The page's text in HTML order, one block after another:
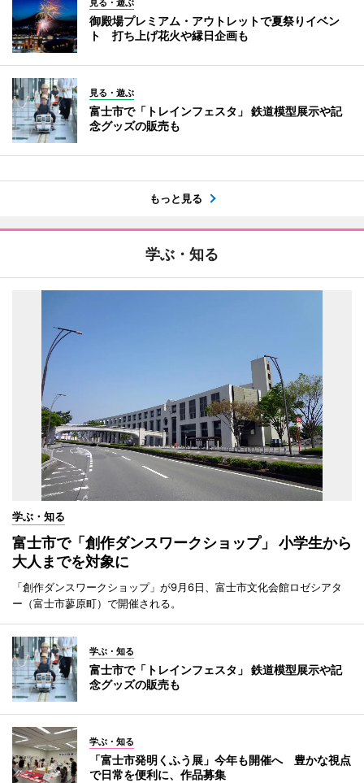
見る・遊ぶ
御殿場プレミアム・アウトレットで夏祭りイベン
ト 打ち上げ花火や縁日企画も
見る・遊ぶ
富士市で「トレインフェスタ」 鉄道模型展示や記
念グッズの販売も
もっと見る
学ぶ・知る
学ぶ・知る
富士市で「創作ダンスワークショップ」 小学生から
大人までを対象に
「創作ダンスワークショップ」が9月6日、富士市文化会館ロゼシアタ
ー（富士市蓼原町）で開催される。
学ぶ・知る
富士市で「トレインフェスタ」 鉄道模型展示や記
念グッズの販売も
学ぶ・知る
「富士市発明くふう展」今年も開催へ 豊かな視点
で日常を便利に、作品募集